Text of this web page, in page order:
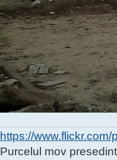
https://
Purcelul mov